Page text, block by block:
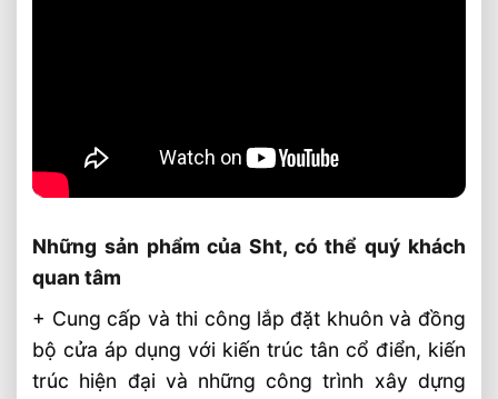
Những sản phẩm của Sht, có thể quý khách
quan tâm
+ Cung cấp và thi công lắp đặt khuôn và đồng
bộ cửa áp dụng với kiến trúc tân cổ điển, kiến
trúc hiện đại và những công trình xây dựng